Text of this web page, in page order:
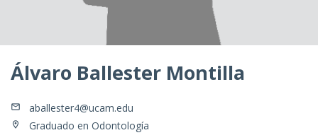
Álvaro Ballester Montilla
aballester4@ucam.edu
Graduado en Odontología